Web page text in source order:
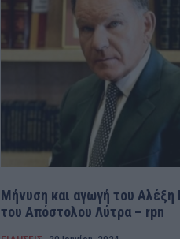
Μήνυση και αγωγή του Αλέξη
του Απόστολου Λύτρα – rpn